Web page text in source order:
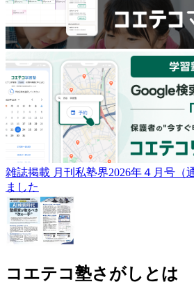
雑誌掲載 月刊私塾界2026年４月号（
ました
コエテコ塾さがしとは